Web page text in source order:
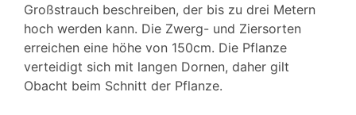
Großstrauch beschreiben, der bis zu drei Metern
hoch werden kann. Die Zwerg- und Ziersorten
erreichen eine höhe von 150cm. Die Pflanze
verteidigt sich mit langen Dornen, daher gilt
Obacht beim Schnitt der Pflanze.